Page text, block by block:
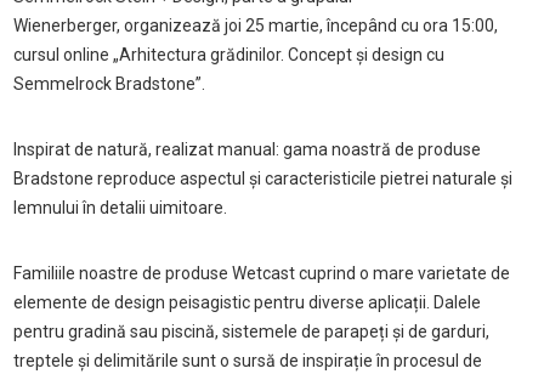
Wienerberger, organizează joi 25 martie, începând cu ora 15:00,
cursul online „Arhitectura grădinilor. Concept și design cu
Semmelrock Bradstone”.
Inspirat de natură, realizat manual: gama noastră de produse
Bradstone reproduce aspectul și caracteristicile pietrei naturale și
lemnului în detalii uimitoare.
Familiile noastre de produse Wetcast cuprind o mare varietate de
elemente de design peisagistic pentru diverse aplicații. Dalele
pentru gradină sau piscină, sistemele de parapeți și de garduri,
treptele și delimitările sunt o sursă de inspirație în procesul de